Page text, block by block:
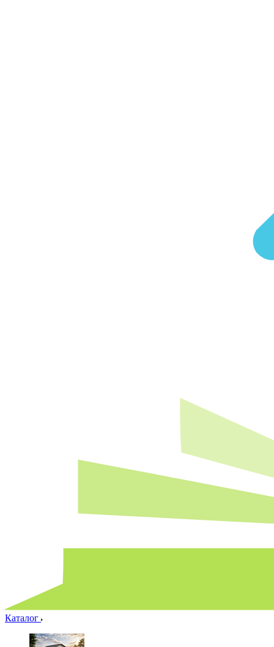
Каталог